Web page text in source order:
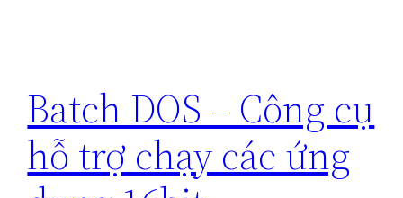
Batch DOS – Công cụ
hỗ trợ chạy các ứng